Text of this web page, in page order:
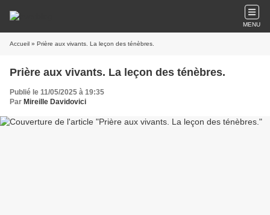
MENU
Accueil » Prière aux vivants. La leçon des ténèbres.
Prière aux vivants. La leçon des ténèbres.
Publié le 11/05/2025 à 19:35
Par Mireille Davidovici